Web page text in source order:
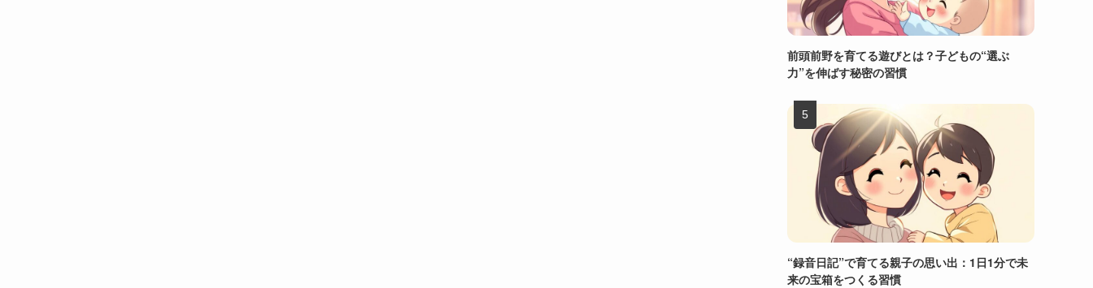
前頭前野を育てる遊びとは？子どもの“選ぶ
力”を伸ばす秘密の習慣
“録音日記”で育てる親子の思い出：1日1分で未
来の宝箱をつくる習慣